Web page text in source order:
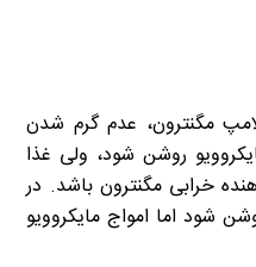
مگنترون، عدم گرم شدن
روشن شود، ولی غذا
خرابی مگنترون باشد. در
شود اما امواج مایکروویو